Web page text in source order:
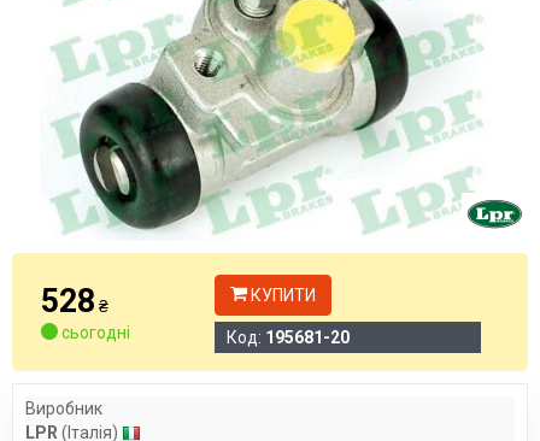
528 ₴
сьогодні
КУПИТИ
Код: 195681-20
Виробник
LPR (Італія)